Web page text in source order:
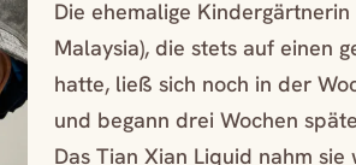
Die ehemalige Kindergärtnerin
Malaysia), die stets auf einen
hatte, ließ sich noch in der
und begann drei Wochen
Das Tian Xian Liquid nahm